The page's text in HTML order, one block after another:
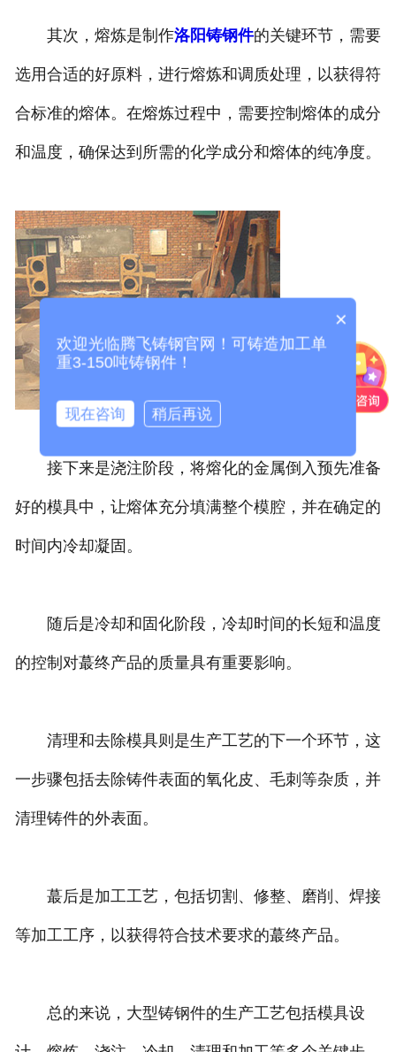
其次，熔炼是制作洛阳铸钢件的关键环节，需要
选用合适的好原料，进行熔炼和调质处理，以获得符
合标准的熔体。在熔炼过程中，需要控制熔体的成分
和温度，确保达到所需的化学成分和熔体的纯净度。
接下来是浇注阶段，将熔化的金属倒入预先准备
好的模具中，让熔体充分填满整个模腔，并在确定的
时间内冷却凝固。
随后是冷却和固化阶段，冷却时间的长短和温度
的控制对蕞终产品的质量具有重要影响。
清理和去除模具则是生产工艺的下一个环节，这
一步骤包括去除铸件表面的氧化皮、毛刺等杂质，并
清理铸件的外表面。
蕞后是加工工艺，包括切割、修整、磨削、焊接
等加工工序，以获得符合技术要求的蕞终产品。
总的来说，大型铸钢件的生产工艺包括模具设
×
欢迎光临腾飞铸钢官网！可铸造加工单
重3-150吨铸钢件！
现在咨询 稍后再说